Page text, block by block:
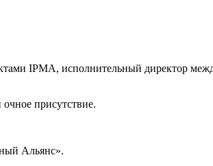
IPMA, исполнительный директор
присутствие.
Альянс».